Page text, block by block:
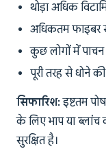
थोड़ा अधिक
अधिकतम फाइबर
कुछ लोगों में
पूरी तरह से धोने
सिफारिश:इष्टतम
के लिए भाप या
सुरक्षित है।